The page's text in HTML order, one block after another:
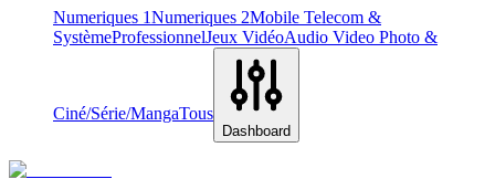
Numeriques 1Numeriques 2Mobile Telecom &
SystèmeProfessionnelJeux VidéoAudio Video Photo &
Ciné/Série/MangaTous
Dashboard